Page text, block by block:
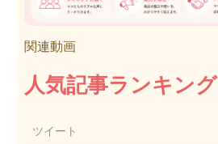
関連動画
人気記事ランキング
ツイート